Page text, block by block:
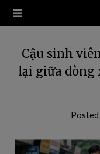
Cậu sinh
lại giữa dòng
Posted